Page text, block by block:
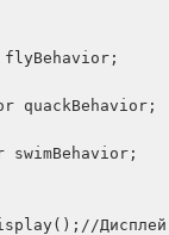
quackBehavior;
swimBehavior;
Дисплей